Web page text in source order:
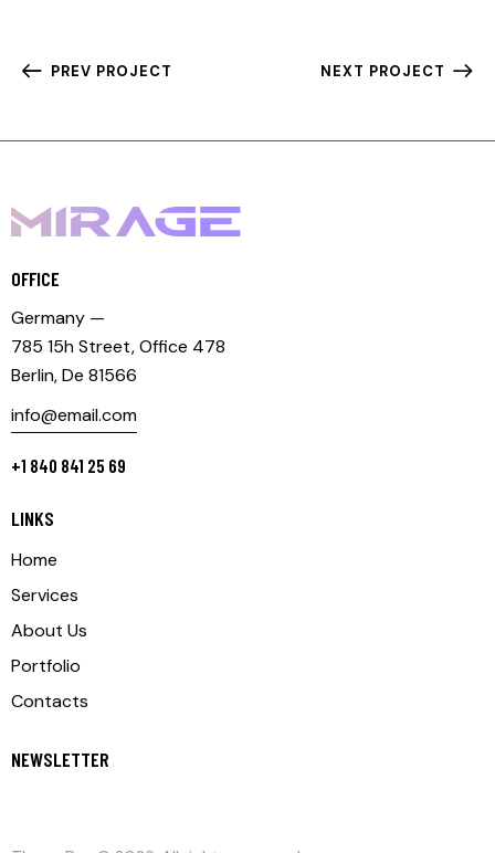
PREV PROJECT NEXT PROJECT
OFFICE
Germany —
785 15h Street, Office 478
Berlin, De 81566
info@email.com
+1 840 841 25 69
LINKS
Home
Services
About Us
Portfolio
Contacts
NEWSLETTER